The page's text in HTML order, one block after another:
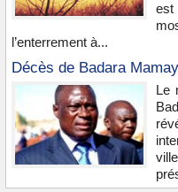
l’enterrement à...
Décès de Badara
Le